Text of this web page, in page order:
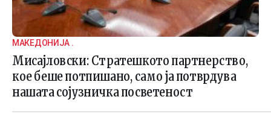
МАКЕДОНИЈА .
Мисајловски: Стратешкото партнерство,
кое беше потпишано, само ја потврдува
нашата сојузничка посветеност